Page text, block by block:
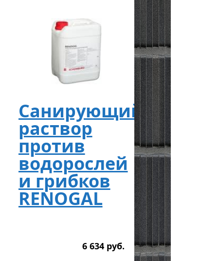
Санирующий
раствор
против
водорослей
и грибков
RENOGAL
6 634 руб.